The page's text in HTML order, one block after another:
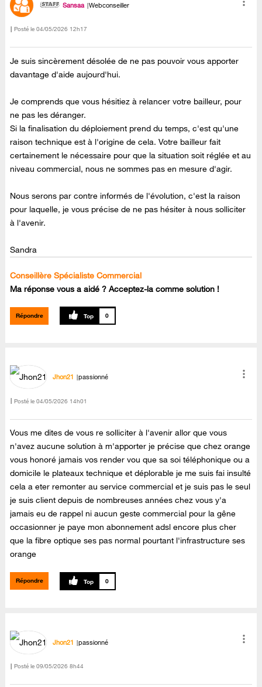
Sansaa Webconseiller
Posté le ‎04/05/2026 12h17
Je suis sincèrement désolée de ne pas pouvoir vous apporter
davantage d'aide aujourd'hui.
Je comprends que vous hésitiez à relancer votre bailleur, pour
ne pas les déranger.
Si la finalisation du déploiement prend du temps, c'est qu'une
raison technique est à l'origine de cela. Votre bailleur fait
certainement le nécessaire pour que la situation soit réglée et au
niveau commercial, nous ne sommes pas en mesure d'agir.
Nous serons par contre informés de l'évolution, c'est la raison
pour laquelle, je vous précise de ne pas hésiter à nous solliciter
à l'avenir.
Sandra
Conseillère Spécialiste Commercial
Ma réponse vous a aidé ? Acceptez-la comme solution !
Répondre 0
Jhon21 passionné
Posté le ‎04/05/2026 14h01
Vous me dites de vous re solliciter à l'avenir allor que vous
n'avez aucune solution à m'apporter je précise que chez orange
vous honoré jamais vos render vou que sa soi téléphonique ou a
domicile le plateaux technique et déplorable je me suis fai insulté
cela a eter remonter au service commercial et je suis pas le seul
je suis client depuis de nombreuses années chez vous y'a
jamais eu de rappel ni aucun geste commercial pour la gêne
occasionner je paye mon abonnement adsl encore plus cher
que la fibre optique ses pas normal pourtant l'infrastructure ses
orange
Répondre 0
Jhon21 passionné
Posté le ‎09/05/2026 8h44